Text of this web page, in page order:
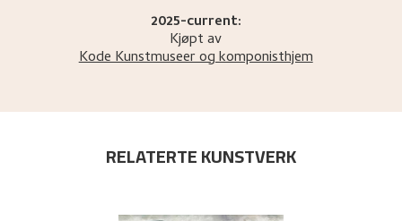
2025-current:
Kjøpt av
Kode Kunstmuseer og komponisthjem
RELATERTE KUNSTVERK